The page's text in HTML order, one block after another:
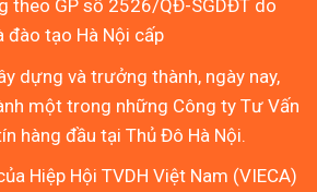
theo GP số 2526/QĐ-SGDĐT do
đào tạo Hà Nội cấp
dựng và trưởng thành, ngày nay,
một trong những Công ty Tư Vấn
hàng đầu tại Thủ Đô Hà Nội.
Hiệp Hội TVDH Việt Nam (VIECA)